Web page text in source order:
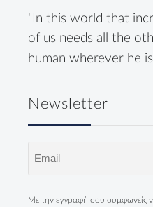
"In this world that
of us needs all the
human wherever he
Newsletter
Με την εγγραφή σου συμφωνείς